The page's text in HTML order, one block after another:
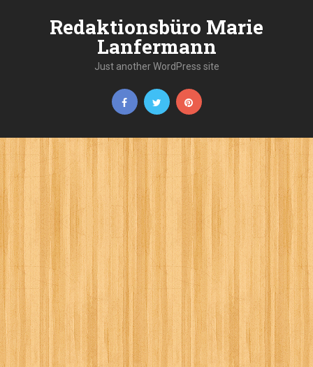
Redaktionsbüro Marie
Lanfermann
Just another WordPress site